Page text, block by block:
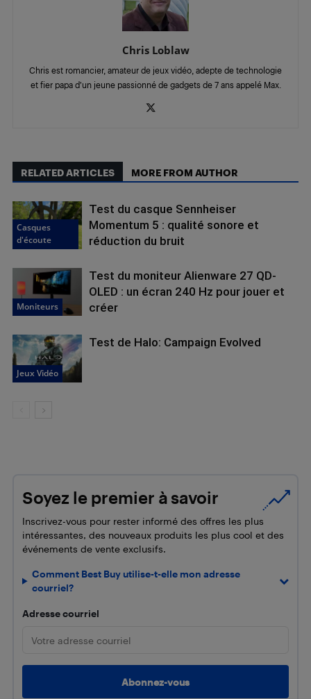
Chris Loblaw
Chris est romancier, amateur de jeux vidéo, adepte de technologie
et fier papa d’un jeune passionné de gadgets de 7 ans appelé Max.
RELATED ARTICLES MORE FROM AUTHOR
Casques
d'écoute
Test du casque Sennheiser
Momentum 5 : qualité sonore et
réduction du bruit
Moniteurs
Test du moniteur Alienware 27 QD-
OLED : un écran 240 Hz pour jouer et
créer
Jeux Vidéo
Test de Halo: Campaign Evolved
Soyez le premier à savoir
Inscrivez-vous pour rester informé des offres les plus
intéressantes, des nouveaux produits les plus cool et des
événements de vente exclusifs.
Comment Best Buy utilise-t-elle mon adresse
courriel?
Adresse courriel